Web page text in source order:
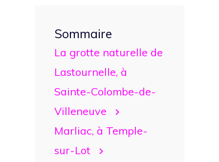
Sommaire
La grotte naturelle de
Lastournelle, à
Sainte-Colombe-de-
Villeneuve
Marliac, à Temple-
sur-Lot